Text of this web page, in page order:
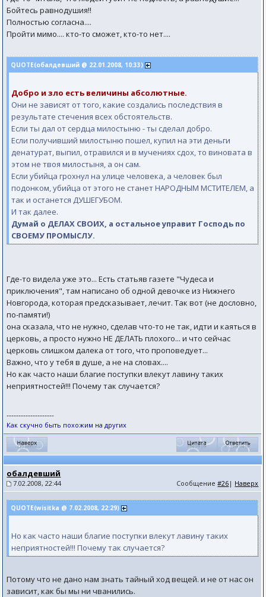
Бойтесь равнодушия!!
Полностью согласна....
Пройти мимо.... кто-то сможет, кто-то нет....
QUOTE(обалдевший @ 22.01.2008, 10:33)
Добро и зло есть величины абсолютные.
Они не зависят от того, какие создались последствия в
результате стечения всех обстоятельств.
Если ты дал от сердца милостыню - ты сделал добро.
Если получивший милостыню пошел, купил на эти деньги
денатурат, выпил, отравился и в мучениях сдох, то виновата в
этом не твоя милостыня, а он сам.
Если убийца грохнул на улице человека, а человек был
подонком, убийца от этого не станет НАРОДНЫМ МСТИТЕЛЕМ, а
так и останется ДУШЕГУБОМ.
И так далее.
Думай о ДЕЛАХ СВОИХ, а остальное управит Господь по
СВОЕМУ ПРОМЫСЛУ.
Где-то видела уже это... Есть статьяв газете "Чудеса и
приключения", там написано об одной девочке из Нижнего
Новгорода, которая предсказывает, лечит. Так вот (не дословно,
по-памяти!)
она сказала, что не нужно, сделав что-то не так, идти и каяться в
церковь, а просто нужно НЕ ДЕЛАТЬ плохого... и что сейчас
церковь слишком далека от того, что проповедует...
Важно, что у тебя в душе, а не на словах....
Но как часто наши благие поступки влекут лавину таких
неприятностей!!! Почему так случается?
--------------------
Как скучно быть похожим на других
обалдевший
7.02.2008, 22:44 Сообщение#26 | Наверх
QUOTE(wisitka @ 7.02.2008, 22:29)
Но как часто наши благие поступки влекут лавину таких
неприятностей!!! Почему так случается?
Потому что не дано нам знать тайный ход вещей. и не от нас он
зависит, как бы мы ни чванились.